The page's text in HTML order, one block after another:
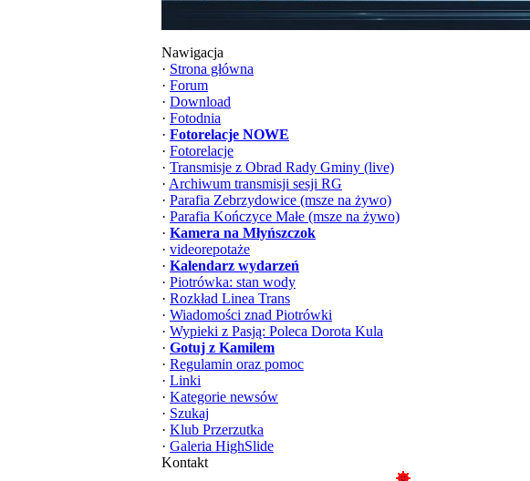
Nawigacja
· Strona główna
· Forum
· Download
· Fotodnia
· Fotorelacje NOWE
· Fotorelacje
· Transmisje z Obrad Rady Gminy (live)
· Archiwum transmisji sesji RG
· Parafia Zebrzydowice (msze na żywo)
· Parafia Kończyce Małe (msze na żywo)
· Kamera na Młyńszczok
· videorepotaże
· Kalendarz wydarzeń
· Piotrówka: stan wody
· Rozkład Linea Trans
· Wiadomości znad Piotrówki
· Wypieki z Pasją: Poleca Dorota Kula
· Gotuj z Kamilem
· Regulamin oraz pomoc
· Linki
· Kategorie newsów
· Szukaj
· Klub Przerzutka
· Galeria HighSlide
Kontakt